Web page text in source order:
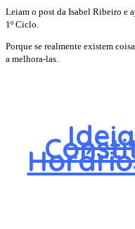
Leiam o post da Isabel Ribeiro e
1º Ciclo.
Porque se realmente existem
a melhora-las.